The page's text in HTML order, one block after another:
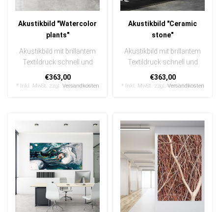
Akustikbild "Watercolor
plants"
Akustikbild mit brillantem
Textildruck schnell und
einfach austauschbar
In eine..
€363,00
* Inkl. MwSt. zzgl. Versandkosten
Akustikbild "Ceramic
stone"
Akustikbild mit brillantem
Textildruck schnell und
einfach austauschbar
In eine..
€363,00
* Inkl. MwSt. zzgl. Versandkosten